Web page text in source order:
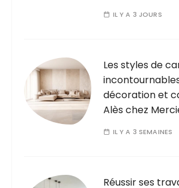
IL Y A 3 JOURS
Les styles de
décoration et
Alès chez
IL Y A 3 SEMAINES
Réussir ses